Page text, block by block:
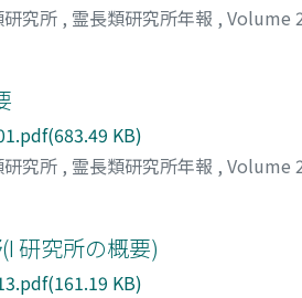
究所 , 霊長類研究所年報 , Volume
KB)
究所 , 霊長類研究所年報 , Volume
研究所の概要)
KB)